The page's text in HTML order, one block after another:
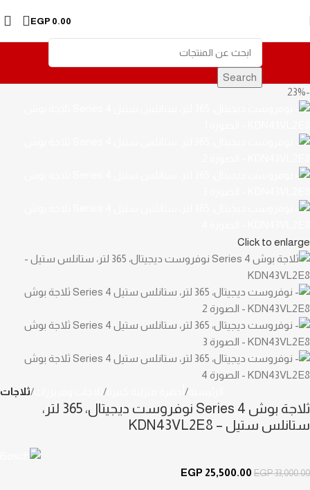
Skip to navigation
EGP 0.00
Search
-23%
Click to enlarge
ثلاجات
ثلاجة بوش Series 4 نوفروست ديجيتال، 365 لتر،
ستانلس ستيل – KDN43VL2E8
EGP33,000.00
EGP 25,500.00